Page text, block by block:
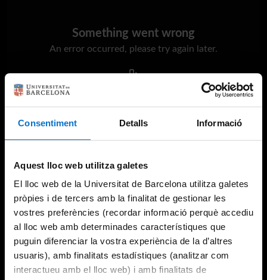
Consentiment Detalls Informació
Aquest lloc web utilitza galetes
El lloc web de la Universitat de Barcelona utilitza galetes
pròpies i de tercers amb la finalitat de gestionar les
vostres preferències (recordar informació perquè accediu
al lloc web amb determinades característiques que
puguin diferenciar la vostra experiència de la d’altres
usuaris), amb finalitats estadístiques (analitzar com
interactueu amb el lloc web) i amb finalitats de
Something went wrong
An error occurred, please try again later.